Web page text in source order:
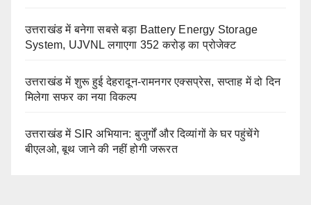
उत्तराखंड में बनेगा सबसे बड़ा Battery Energy Storage
System, UJVNL लगाएगा 352 करोड़ का प्रोजेक्ट
उत्तराखंड में शुरू हुई देहरादून-रामनगर एक्सप्रेस, सप्ताह में दो दिन
मिलेगा सफर का नया विकल्प
उत्तराखंड में SIR अभियान: बुजुर्गों और दिव्यांगों के घर पहुंचेंगे
बीएलओ, बूथ जाने की नहीं होगी जरूरत